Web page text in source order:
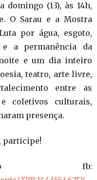
(13), às 14h,
O Sarau e a Mostra
por água, esgoto,
a permanência da
e um dia inteiro
teatro, arte livre,
entre as
coletivos culturais,
presença.
participe!
fb: